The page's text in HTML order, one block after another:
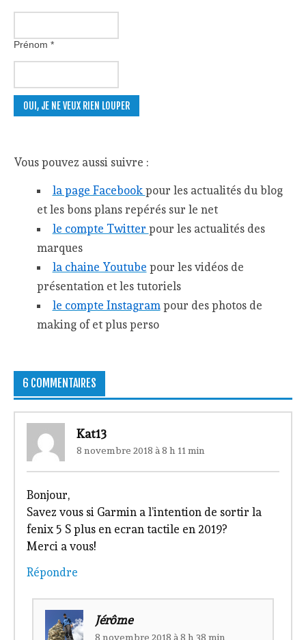
Prénom*
Vous pouvez aussi suivre :
la page Facebook pour les actualités du blog
et les bons plans repérés sur le net
le compte Twitter pour les actualités des
marques
la chaine Youtube pour les vidéos de
présentation et les tutoriels
le compte Instagram pour des photos de
making of et plus perso
6 COMMENTAIRES
Kat13
8 novembre 2018 à 8 h 11 min
Bonjour,
Savez vous si Garmin a l’intention de sortir la
fenix 5 S plus en ecran tactile en 2019?
Merci a vous!
Répondre
Jérôme
8 novembre 2018 à 8 h 38 min